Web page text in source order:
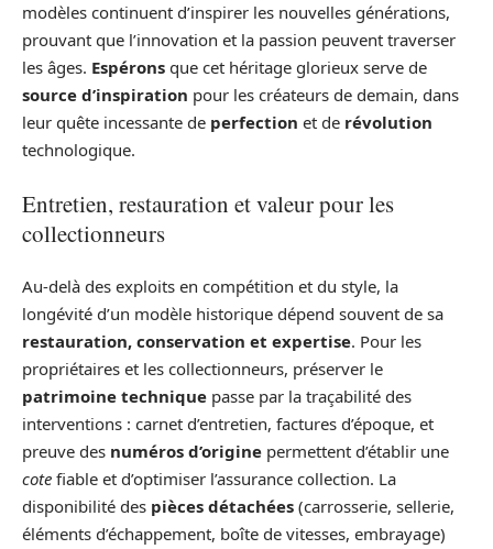
modèles continuent d’inspirer les nouvelles générations,
prouvant que l’innovation et la passion peuvent traverser
les âges. Espérons que cet héritage glorieux serve de
source d’inspiration pour les créateurs de demain, dans
leur quête incessante de perfection et de révolution
technologique.
Entretien, restauration et valeur pour les
collectionneurs
Au-delà des exploits en compétition et du style, la
longévité d’un modèle historique dépend souvent de sa
restauration, conservation et expertise. Pour les
propriétaires et les collectionneurs, préserver le
patrimoine technique passe par la traçabilité des
interventions : carnet d’entretien, factures d’époque, et
preuve des numéros d’origine permettent d’établir une
cote fiable et d’optimiser l’assurance collection. La
disponibilité des pièces détachées (carrosserie, sellerie,
éléments d’échappement, boîte de vitesses, embrayage)